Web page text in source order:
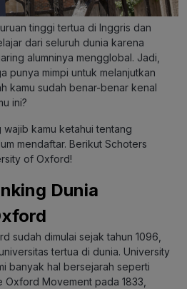
tinggi tertua di Inggris dan
dari seluruh dunia karena
alumninya mengglobal. Jadi,
punya mimpi untuk melanjutkan
kamu sudah benar-benar kenal
ini?
wajib kamu ketahui tentang
mendaftar. Berikut Schoters
of Oxford!
Dunia
sudah dimulai sejak tahun 1096,
tertua di dunia. University
banyak hal bersejarah seperti
Oxford Movement pada 1833,